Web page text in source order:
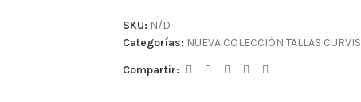
SKU: N/D
Categorías: NUEVA COLECCIÓN TALLAS CURVIS
Compartir: